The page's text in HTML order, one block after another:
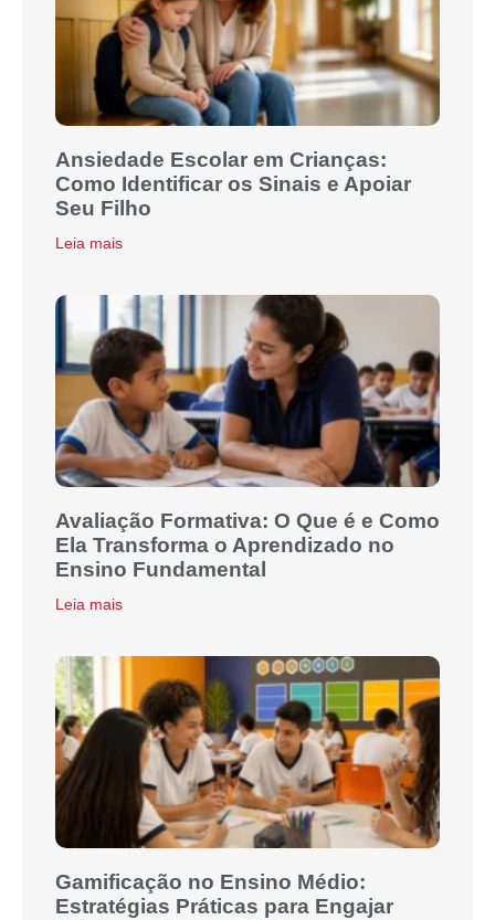
Ansiedade Escolar em Crianças:
Como Identificar os Sinais e Apoiar
Seu Filho
Leia mais
Avaliação Formativa: O Que é e Como
Ela Transforma o Aprendizado no
Ensino Fundamental
Leia mais
Gamificação no Ensino Médio:
Estratégias Práticas para Engajar